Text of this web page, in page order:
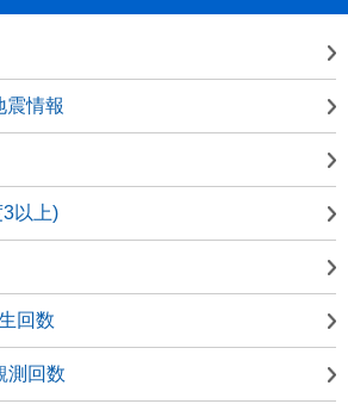
震情報
以上)
回数
測回数